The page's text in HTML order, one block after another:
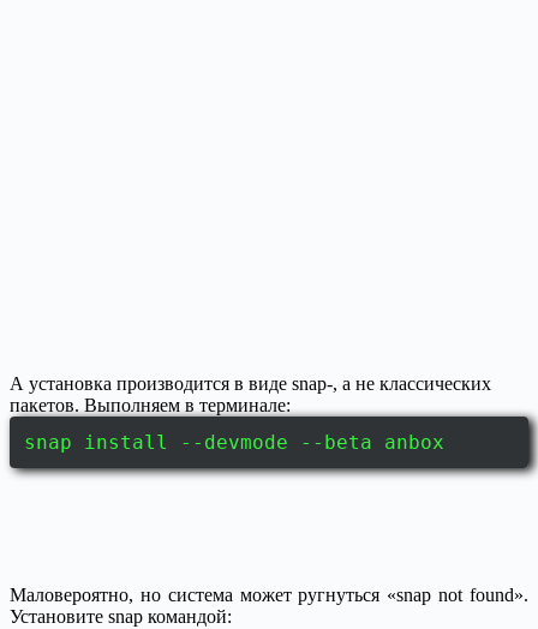
А установка производится в виде snap-, а не классических
пакетов. Выполняем в терминале:
snap install --devmode --beta anbox
Маловероятно, но система может ругнуться «snap not found».
Установите snap командой: